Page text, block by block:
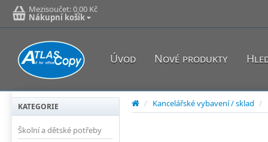
Mezisoučet:0,00 Kč
Nákupní košík
Úvod Nové produkty
KATEGORIE
Školní a dětské potřeby
/ Kancelářské vybavení / sklad /